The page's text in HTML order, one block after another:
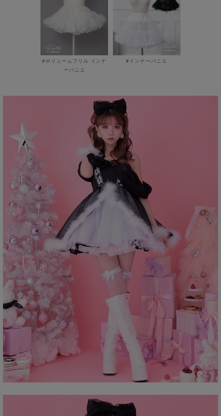
#ボリュームフリル インナ
ーパニエ
#インナーパニエ